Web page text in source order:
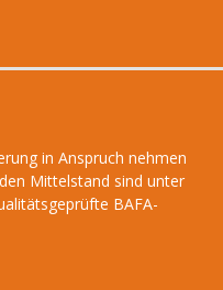
in Anspruch nehmen
Mittelstand sind unter
BAFA-